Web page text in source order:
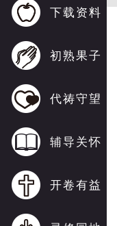
下载资料
初熟果子
代祷守望
辅导关怀
开卷有益